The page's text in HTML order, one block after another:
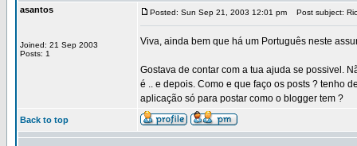
asantos
Joined: 21 Sep 2003
Posts: 1
Posted: Sun Sep 21, 2003 12:01 pm Post subject:
Viva, ainda bem que há um Português neste
Gostava de contar com a tua ajuda se possivel.
é .. e depois. Como e que faço os posts ? tenho
aplicação só para postar como o blogger tem ?
Back to top